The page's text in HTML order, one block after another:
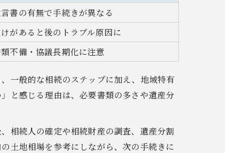
書の有無で手続きが異なる
があると後のトラブル原因に
不備・協議長期化に注意
一般的な相続のステップに加え、地域特有
と感じる理由は、必要書類の多さや遺産分
相続人の確定や相続財産の調査、遺産分割
土地相場を参考にしながら、次の手続きに